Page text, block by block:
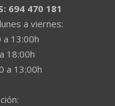
694 470 181
a viernes:
a 13:00h
18:00h
a 13:00h